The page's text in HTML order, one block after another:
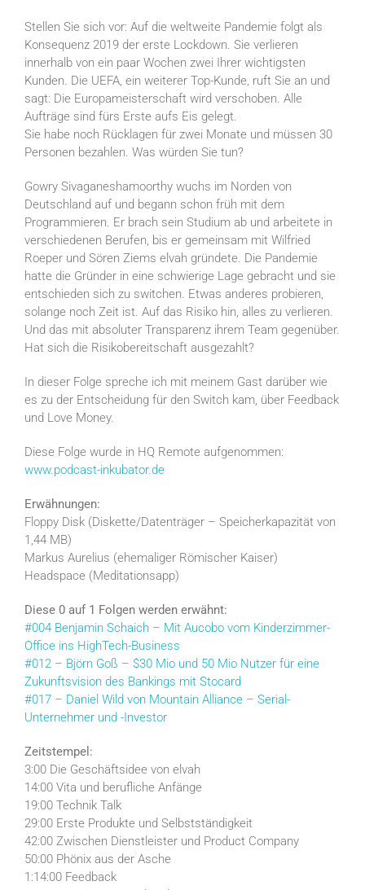
Stellen Sie sich vor: Auf die weltweite Pandemie folgt als
Konsequenz 2019 der erste Lockdown. Sie verlieren
innerhalb von ein paar Wochen zwei Ihrer wichtigsten
Kunden. Die UEFA, ein weiterer Top-Kunde, ruft Sie an und
sagt: Die Europameisterschaft wird verschoben. Alle
Aufträge sind fürs Erste aufs Eis gelegt.
Sie habe noch Rücklagen für zwei Monate und müssen 30
Personen bezahlen. Was würden Sie tun?
Gowry Sivaganeshamoorthy wuchs im Norden von
Deutschland auf und begann schon früh mit dem
Programmieren. Er brach sein Studium ab und arbeitete in
verschiedenen Berufen, bis er gemeinsam mit Wilfried
Roeper und Sören Ziems elvah gründete. Die Pandemie
hatte die Gründer in eine schwierige Lage gebracht und sie
entschieden sich zu switchen. Etwas anderes probieren,
solange noch Zeit ist. Auf das Risiko hin, alles zu verlieren.
Und das mit absoluter Transparenz ihrem Team gegenüber.
Hat sich die Risikobereitschaft ausgezahlt?
In dieser Folge spreche ich mit meinem Gast darüber wie
es zu der Entscheidung für den Switch kam, über Feedback
und Love Money.
Diese Folge wurde in HQ Remote aufgenommen:
www.podcast-inkubator.de
Erwähnungen:
Floppy Disk (Diskette/Datenträger – Speicherkapazität von
1,44 MB)
Markus Aurelius (ehemaliger Römischer Kaiser)
Headspace (Meditationsapp)
Diese 0 auf 1 Folgen werden erwähnt:
#004 Benjamin Schaich – Mit Aucobo vom Kinderzimmer-
Office ins HighTech-Business
#012 – Björn Goß – $30 Mio und 50 Mio Nutzer für eine
Zukunftsvision des Bankings mit Stocard
#017 – Daniel Wild von Mountain Alliance – Serial-
Unternehmer und -Investor
Zeitstempel:
3:00 Die Geschäftsidee von elvah
14:00 Vita und berufliche Anfänge
19:00 Technik Talk
29:00 Erste Produkte und Selbstständigkeit
42:00 Zwischen Dienstleister und Product Company
50:00 Phönix aus der Asche
1:14:00 Feedback